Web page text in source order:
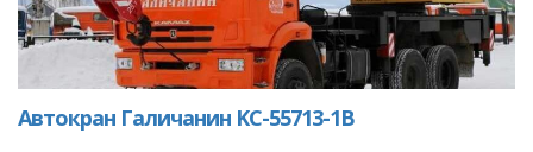
Автокран Галичанин KC-55713-1В